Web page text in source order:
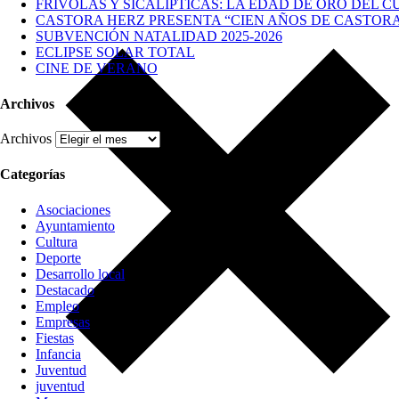
FRÍVOLAS Y SICALÍPTICAS: LA EDAD DE ORO DEL
CASTORA HERZ PRESENTA “CIEN AÑOS DE
SUBVENCIÓN NATALIDAD 2025-2026
ECLIPSE SOLAR TOTAL
CINE DE VERANO
Archivos
Archivos
Categorías
Asociaciones
Ayuntamiento
Cultura
Deporte
Desarrollo local
Destacado
Empleo
Empresas
Fiestas
Infancia
Juventud
juventud